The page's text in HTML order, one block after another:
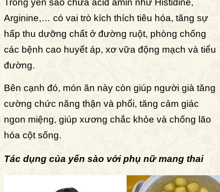
Trong yến sào chứa acid amin như Histidine,
Arginine,… có vai trò kích thích tiêu hóa, tăng sự
hấp thu dưỡng chất ở đường ruột, phòng chống
các bệnh cao huyết áp, xơ vữa động mạch và tiểu
đường.
Bên cạnh đó, món ăn này còn giúp người già tăng
cường chức năng thận và phổi, tăng cảm giác
ngon miệng, giúp xương chắc khỏe và chống lão
hóa cột sống.
Tác dụng của yến sào với phụ nữ mang thai